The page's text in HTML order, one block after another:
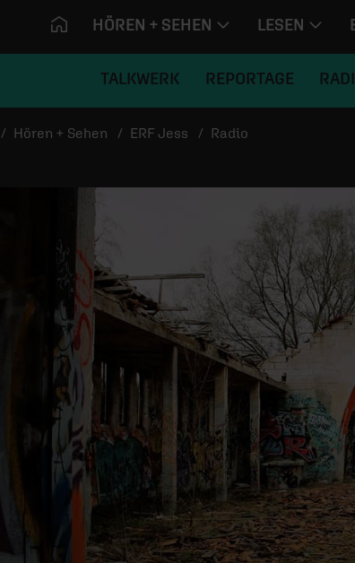
HÖREN + SEHEN LESEN
TALKWERK REPORTAGE
Startseite
Hören + Sehen ERF Jess Radio